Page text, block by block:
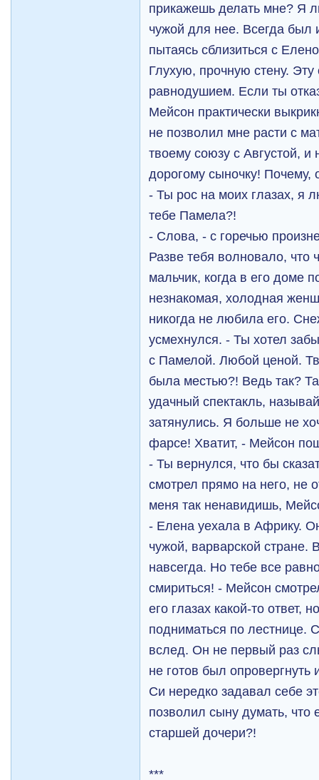
прикажешь делать мне? Я
чужой для нее. Всегда был
пытаясь сблизиться с
Глухую, прочную стену.
равнодушием. Если ты
Мейсон практически
не позволил мне расти с
твоему союзу с Августой, и
дорогому сыночку! Почему,
- Ты рос на моих глазах, я
тебе Памела?!
- Слова, - с горечью
Разве тебя волновало, что
мальчик, когда в его доме
незнакомая, холодная
никогда не любила его.
усмехнулся. - Ты хотел
с Памелой. Любой ценой.
была местью?! Ведь так?
удачный спектакль,
затянулись. Я больше не
фарсе! Хватит, - Мейсон
- Ты вернулся, что бы
смотрел прямо на него, не
меня так ненавидишь,
- Елена уехала в Африку.
чужой, варварской стране.
навсегда. Но тебе все
смириться! - Мейсон
его глазах какой-то ответ,
подниматься по лестнице.
вслед. Он не первый раз
не готов был
Си нередко задавал себе
позволил сыну думать, что
старшей дочери?!
***